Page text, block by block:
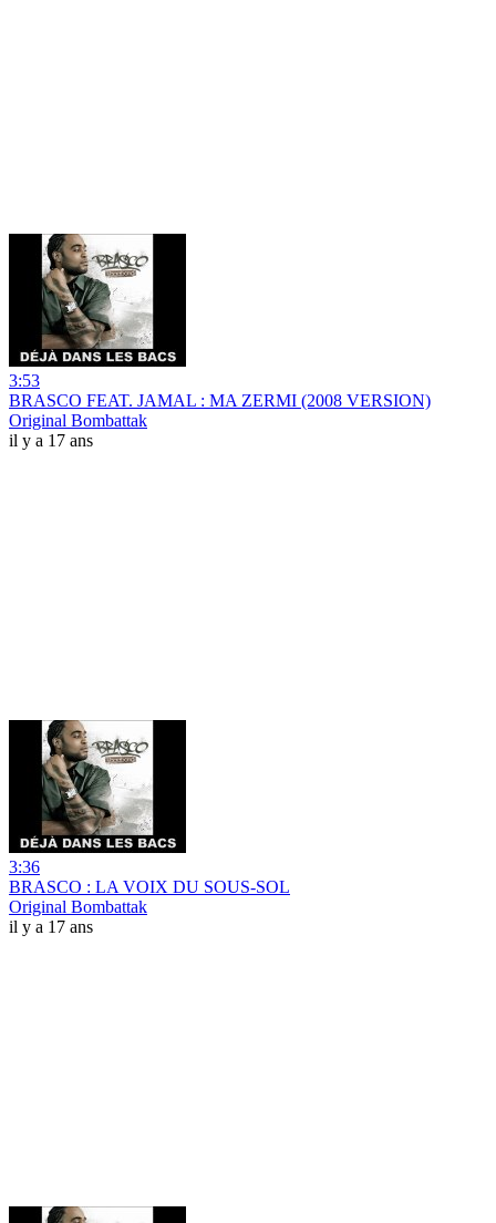
3:53
BRASCO FEAT. JAMAL : MA ZERMI (2008 VERSION)
Original Bombattak
il y a 17 ans
3:36
BRASCO : LA VOIX DU SOUS-SOL
Original Bombattak
il y a 17 ans